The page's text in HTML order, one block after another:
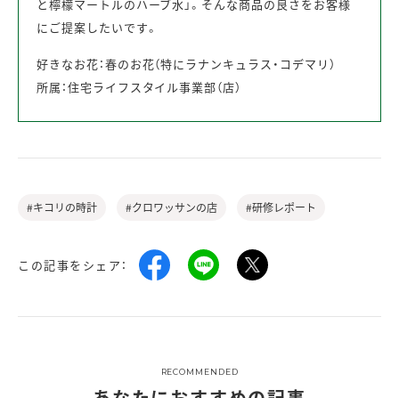
と檸檬マートルのハーブ水」。そんな商品の良さをお客様
にご提案したいです。
好きなお花：春のお花（特にラナンキュラス・コデマリ）
所属：住宅ライフスタイル事業部（店）
#キコリの時計 #クロワッサンの店 #研修レポート
この記事をシェア：
RECOMMENDED